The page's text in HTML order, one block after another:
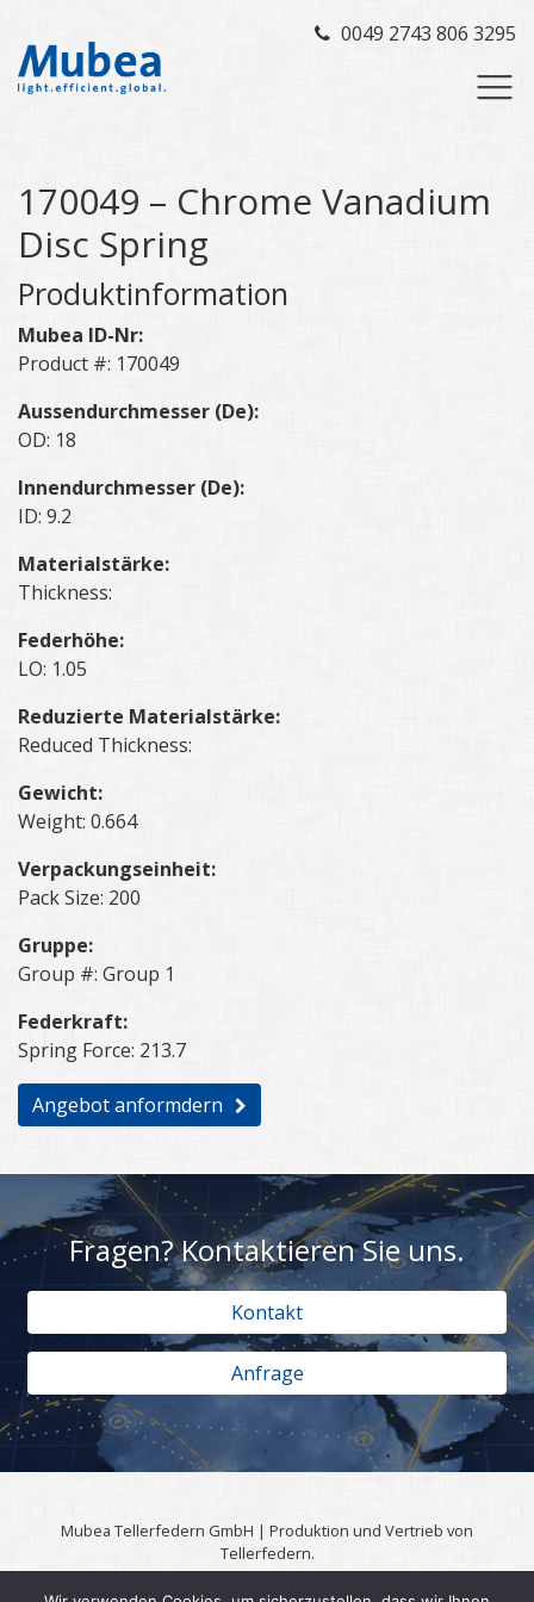
0049 2743 806 3295
170049 – Chrome Vanadium
Disc Spring
Produktinformation
Mubea ID-Nr:
Product #: 170049
Aussendurchmesser (De):
OD: 18
Innendurchmesser (De):
ID: 9.2
Materialstärke:
Thickness:
Federhöhe:
LO: 1.05
Reduzierte Materialstärke:
Reduced Thickness:
Gewicht:
Weight: 0.664
Verpackungseinheit:
Pack Size: 200
Gruppe:
Group #: Group 1
Federkraft:
Spring Force: 213.7
Angebot anformdern
Fragen? Kontaktieren Sie uns.
Kontakt
Anfrage
Mubea Tellerfedern GmbH | Produktion und Vertrieb von
Tellerfedern.